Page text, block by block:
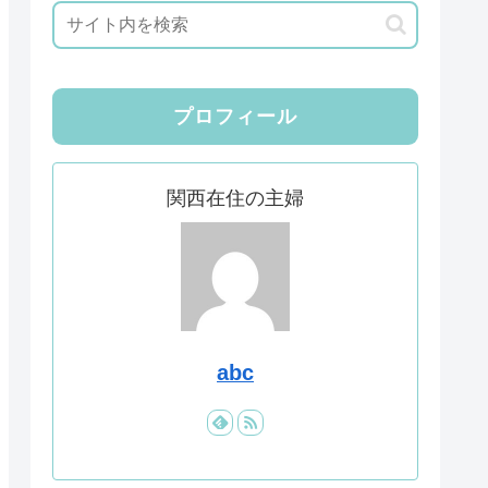
プロフィール
関西在住の主婦
abc